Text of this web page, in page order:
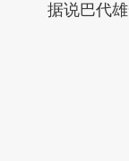
据说巴代